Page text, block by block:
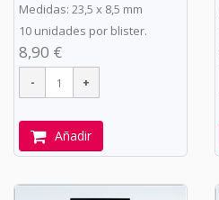
Medidas: 23,5 x 8,5 mm
10 unidades por blister.
8,90 €
Añadir